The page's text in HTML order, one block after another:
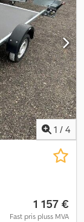
1 / 4
1 157 €
Fast pris pluss MVA